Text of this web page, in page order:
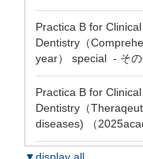
Practica B for
Dentistry（
year） special - そ
Practica B for
Dentistry（
diseases) （